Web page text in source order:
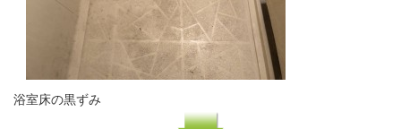
浴室床の黒ずみ